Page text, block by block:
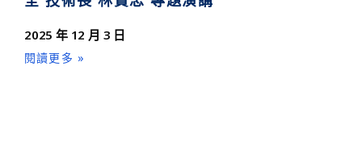
2025 年 12 月 3 日
閱讀更多 »